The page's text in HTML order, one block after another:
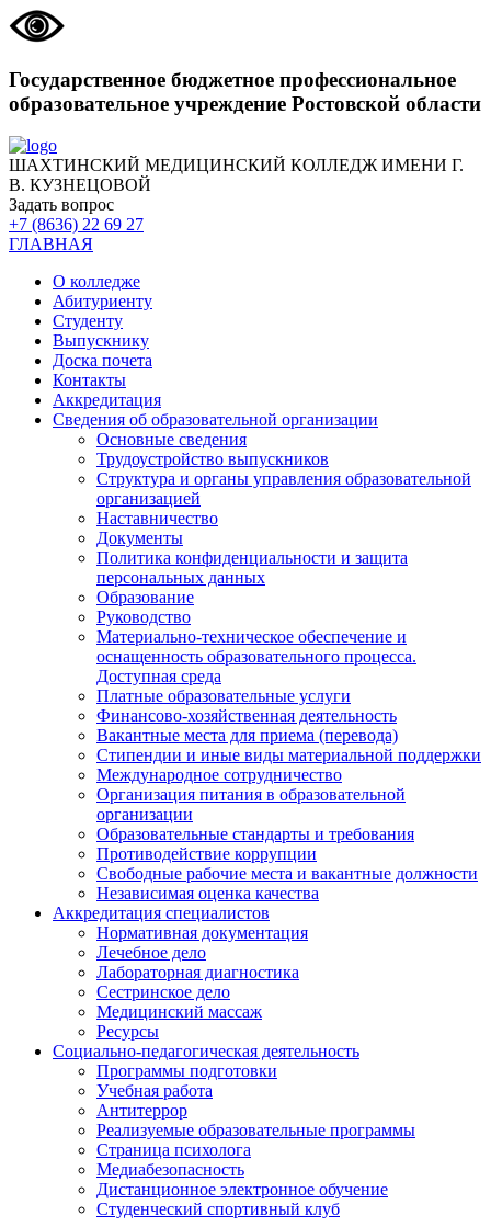
Государственное бюджетное профессиональное
образовательное учреждение Ростовской области
ШАХТИНСКИЙ МЕДИЦИНСКИЙ КОЛЛЕДЖ ИМЕНИ Г.
В. КУЗНЕЦОВОЙ
Задать вопрос
+7 (8636) 22 69 27
ГЛАВНАЯ
О колледже
Абитуриенту
Студенту
Выпускнику
Доска почета
Контакты
Аккредитация
Сведения об образовательной организации
Основные сведения
Трудоустройство выпускников
Структура и органы управления образовательной
организацией
Наставничество
Документы
Политика конфиденциальности и защита
персональных данных
Образование
Руководство
Материально-техническое обеспечение и
оснащенность образовательного процесса.
Доступная среда
Платные образовательные услуги
Финансово-хозяйственная деятельность
Вакантные места для приема (перевода)
Стипендии и иные виды материальной поддержки
Международное сотрудничество
Организация питания в образовательной
организации
Образовательные стандарты и требования
Противодействие коррупции
Свободные рабочие места и вакантные должности
Независимая оценка качества
Аккредитация специалистов
Нормативная документация
Лечебное дело
Лабораторная диагностика
Сестринское дело
Медицинский массаж
Ресурсы
Социально-педагогическая деятельность
Программы подготовки
Учебная работа
Антитеррор
Реализуемые образовательные программы
Страница психолога
Медиабезопасность
Дистанционное электронное обучение
Студенческий спортивный клуб